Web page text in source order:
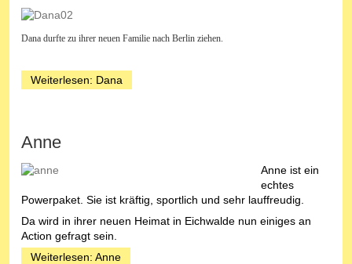
Dana durfte zu ihrer neuen Familie nach Berlin ziehen.
Weiterlesen: Dana
Anne
Anne ist ein
echtes
Powerpaket. Sie ist kräftig, sportlich und sehr lauffreudig.
Da wird in ihrer neuen Heimat in Eichwalde nun einiges an
Action gefragt sein.
Weiterlesen: Anne